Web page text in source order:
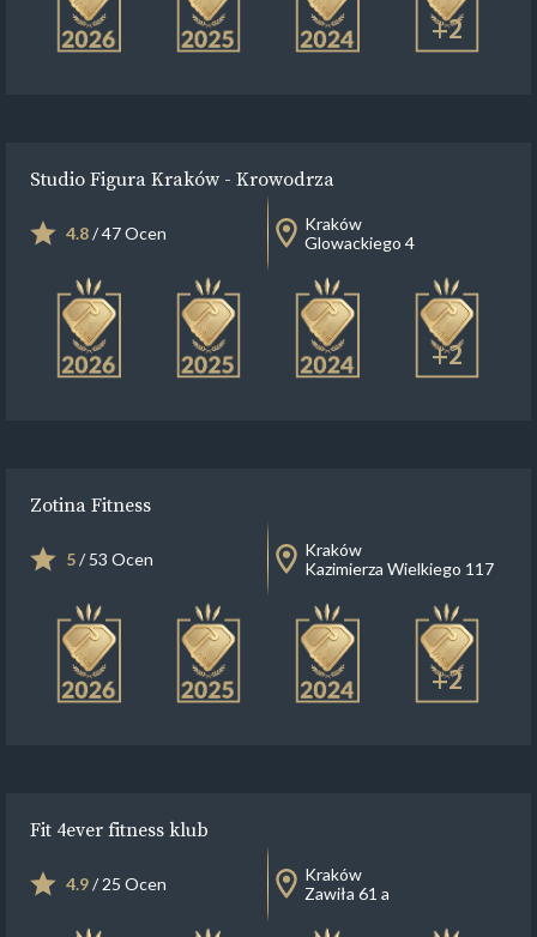
+2
Studio Figura Kraków - Krowodrza
4.8/ 47 Ocen
Kraków
Glowackiego 4
+2
Zotina Fitness
5/ 53 Ocen
Kraków
Kazimierza Wielkiego 117
+2
Fit 4ever fitness klub
4.9/ 25 Ocen
Kraków
Zawiła 61 a